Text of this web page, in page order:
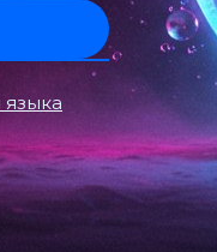
языка